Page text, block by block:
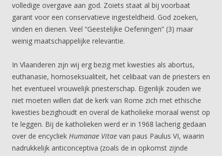
volledige overgave aan god. Zoiets staat al bij voorbaat
garant voor een conservatieve ingesteldheid. God zoeken,
vinden en dienen. Veel “Geestelijke Oefeningen” (3) maar
weinig maatschappelijke relevantie.
In Vlaanderen zijn wij erg bezig met kwesties als abortus,
euthanasie, homoseksualiteit, het celibaat van de priesters en
het eventueel vrouwelijk priesterschap. Eigenlijk zouden we
niet moeten willen dat de kerk van Rome zich met ethische
kwesties bezighoudt en overal de katholieke moraal wenst op
te leggen. Bij de katholieken werd er in 1968 lacherig gedaan
over de encycliek Humanae Vitae van paus Paulus VI, waarin
nadrukkelijk anticonceptiva (zoals de in opkomst zijnde